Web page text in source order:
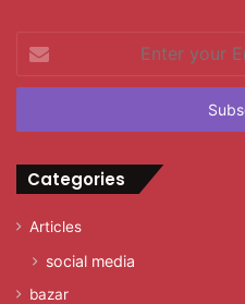
your
Email
Categories
Articles
social media
bazar